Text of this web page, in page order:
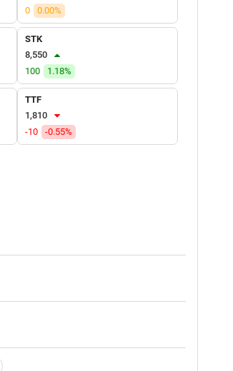
0
0.00%
STK
8,550
100
1.18%
TTF
1,810
-10
-0.55%